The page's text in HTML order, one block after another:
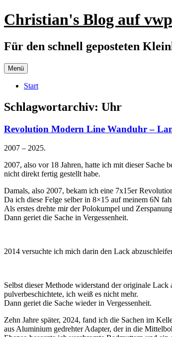
Zum
Inhalt
Christian's Blog auf
Für den schnell geposteten
Menü
Start
Schlagwortarchiv: Uhr
Revolution Modern Line Wanduhr –
2007 – 2025.
2007, also vor 18 Jahren, hatte ich mit dieser Sache
nicht direkt fertig gestellt habe.
Damals, also 2007, bekam ich eine 7x15er
Da ich diese Felge selber in 8×15 auf meinem 6N
Als erstes drehte mir der Polokumpel und
Dann geriet die Sache in Vergessenheit.
2014 versuchte ich mich darin den Lack
Selbst dieser Methode widerstand der originale
pulverbeschichtete, ich weiß es nicht mehr.
Dann geriet die Sache wieder in Vergessenheit.
Zehn Jahre später, 2024, fand ich die Sachen im
aus Aluminium gedrehter Adapter, der in die